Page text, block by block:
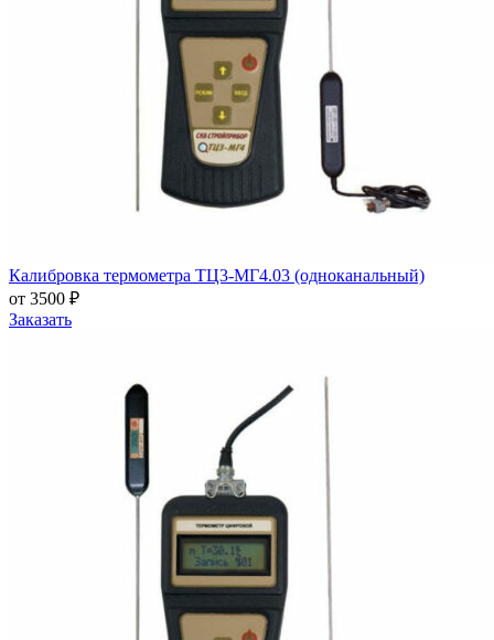
Калибровка термометра ТЦ3-МГ4.03 (одноканальный)
от 3500 ₽
Заказать